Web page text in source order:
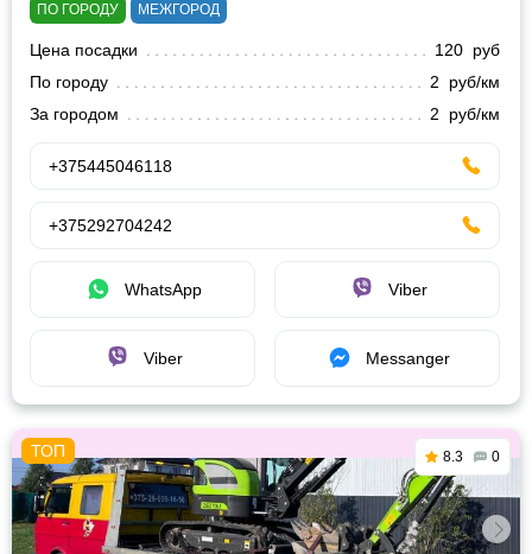
ПО ГОРОДУ МЕЖГОРОД
Цена посадки
120 руб
По городу
2 руб/км
За городом
2 руб/км
+375445046118
+375292704242
WhatsApp Viber
Viber Messanger
8.3 0